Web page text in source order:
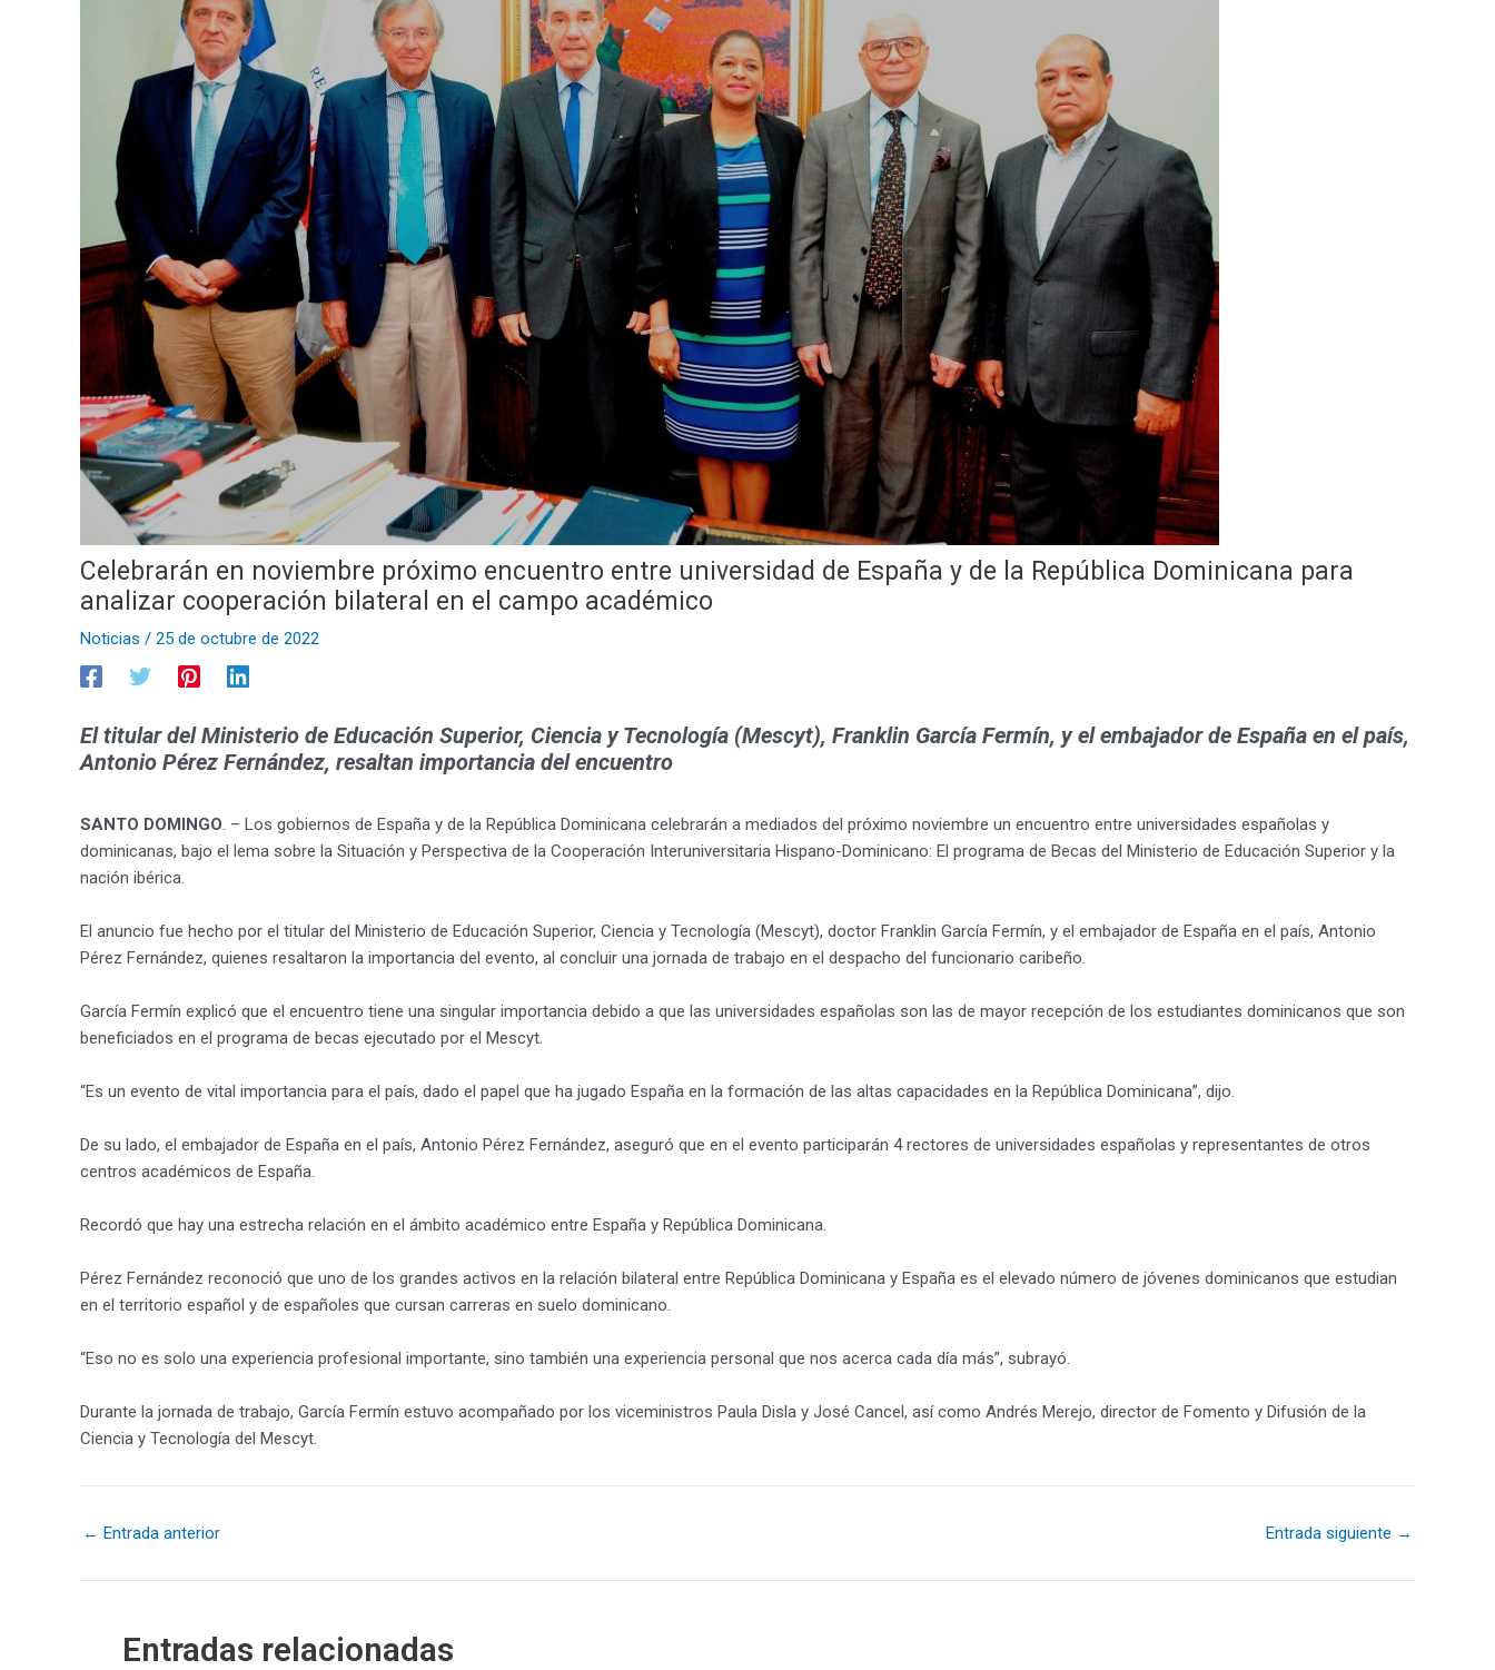
Celebrarán en noviembre próximo encuentro entre universidad de España y de la República Dominicana para
analizar cooperación bilateral en el campo académico
Noticias / 25 de octubre de 2022
El titular del Ministerio de Educación Superior, Ciencia y Tecnología (Mescyt), Franklin García Fermín, y el embajador de España en el país,
Antonio Pérez Fernández, resaltan importancia del encuentro
SANTO DOMINGO. – Los gobiernos de España y de la República Dominicana celebrarán a mediados del próximo noviembre un encuentro entre universidades españolas y
dominicanas, bajo el lema sobre la Situación y Perspectiva de la Cooperación Interuniversitaria Hispano-Dominicano: El programa de Becas del Ministerio de Educación Superior y la
nación ibérica.
El anuncio fue hecho por el titular del Ministerio de Educación Superior, Ciencia y Tecnología (Mescyt), doctor Franklin García Fermín, y el embajador de España en el país, Antonio
Pérez Fernández, quienes resaltaron la importancia del evento, al concluir una jornada de trabajo en el despacho del funcionario caribeño.
García Fermín explicó que el encuentro tiene una singular importancia debido a que las universidades españolas son las de mayor recepción de los estudiantes dominicanos que son
beneficiados en el programa de becas ejecutado por el Mescyt.
“Es un evento de vital importancia para el país, dado el papel que ha jugado España en la formación de las altas capacidades en la República Dominicana”, dijo.
De su lado, el embajador de España en el país, Antonio Pérez Fernández, aseguró que en el evento participarán 4 rectores de universidades españolas y representantes de otros
centros académicos de España.
Recordó que hay una estrecha relación en el ámbito académico entre España y República Dominicana.
Pérez Fernández reconoció que uno de los grandes activos en la relación bilateral entre República Dominicana y España es el elevado número de jóvenes dominicanos que estudian
en el territorio español y de españoles que cursan carreras en suelo dominicano.
“Eso no es solo una experiencia profesional importante, sino también una experiencia personal que nos acerca cada día más”, subrayó.
Durante la jornada de trabajo, García Fermín estuvo acompañado por los viceministros Paula Disla y José Cancel, así como Andrés Merejo, director de Fomento y Difusión de la
Ciencia y Tecnología del Mescyt.
← Entrada anterior Entrada siguiente →
Entradas relacionadas